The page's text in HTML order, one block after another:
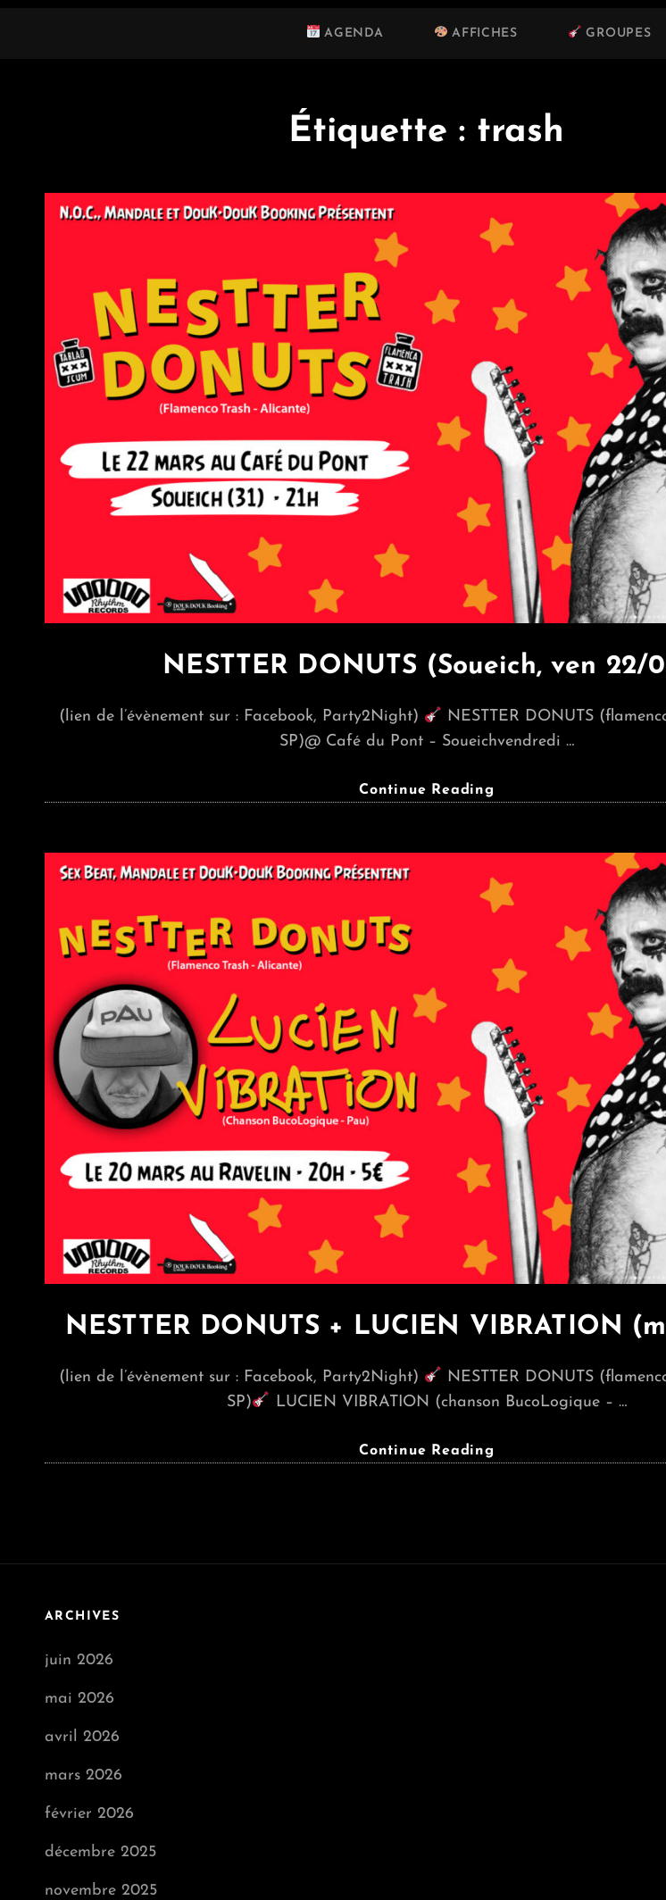
AGENDA AFFICHES GROUPES
Étiquette : trash
NESTTER DONUTS (Soueich, ven 22/
(lien de l’évènement sur : Facebook, Party2Night)
NESTTER DONUTS
SP)@ Café du Pont – Soueichvendredi …
Continue Reading
Ven
22/03)
NESTTER DONUTS + LUCIEN VIBRATION
(lien de l’évènement sur : Facebook, Party2Night)
NESTTER DONUTS
SP)
LUCIEN VIBRATION (chanson BucoLogique – …
Continue Reading
ARCHIVES
juin 2026
mai 2026
avril 2026
mars 2026
février 2026
décembre 2025
novembre 2025